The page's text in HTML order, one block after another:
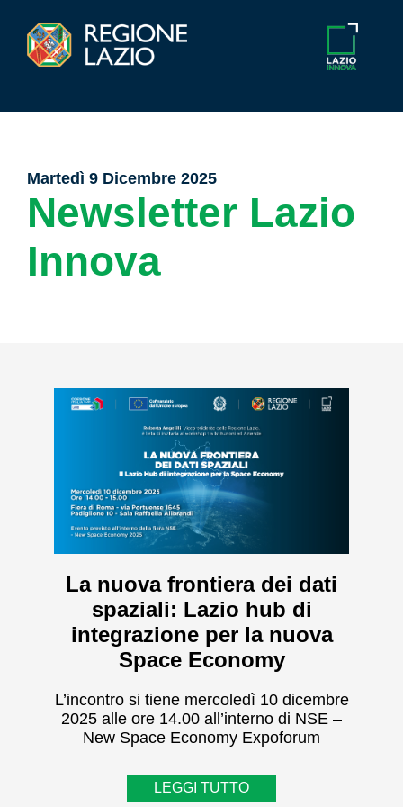
Martedì 9 Dicembre 2025
Newsletter Lazio
Innova
La nuova frontiera dei dati
spaziali: Lazio hub di
integrazione per la nuova
Space Economy
L’incontro si tiene mercoledì 10 dicembre
2025 alle ore 14.00 all’interno di NSE –
New Space Economy Expoforum
LEGGI TUTTO